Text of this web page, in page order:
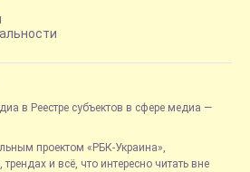
в Реестре субъектов в сфере медиа —
проектом «РБК-Украина»,
и всё, что интересно читать вне